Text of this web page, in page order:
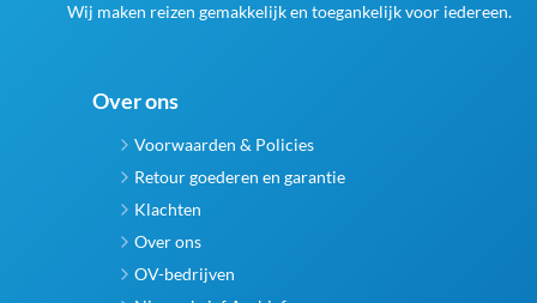
Wij maken reizen gemakkelijk en toegankelijk voor iedereen.
Over ons
Voorwaarden & Policies
Retour goederen en garantie
Klachten
Over ons
OV-bedrijven